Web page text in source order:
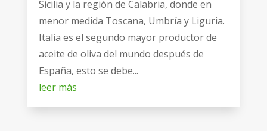
Sicilia y la región de Calabria, donde en
menor medida Toscana, Umbría y Liguria.
Italia es el segundo mayor productor de
aceite de oliva del mundo después de
España, esto se debe...
leer más